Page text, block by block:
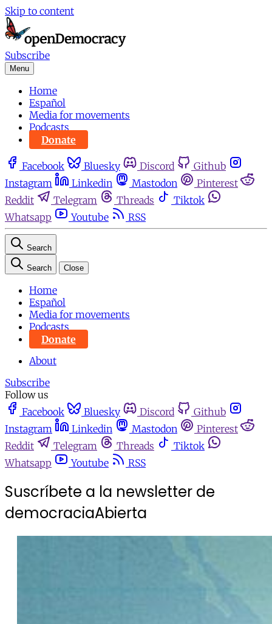
Skip to content
Subscribe
Menu
Home
Español
Media for movements
Podcasts
Donate
Facebook Bluesky Discord
Github
Instagram
Linkedin Mastodon
Pinterest
Reddit
Telegram Threads
Tiktok
Whatsapp
Youtube RSS
Search
Search Close
Home
Español
Media for movements
Podcasts
Donate
About
Subscribe
Follow us
Facebook
Bluesky Discord
Github
Instagram
Linkedin Mastodon
Pinterest
Reddit
Telegram Threads
Tiktok
Whatsapp
Youtube RSS
Suscríbete a la newsletter de
democraciaAbierta